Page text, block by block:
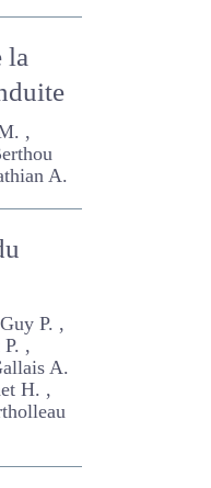
Jadas-
, René
P. ,
, Jadas-
René
Gachet